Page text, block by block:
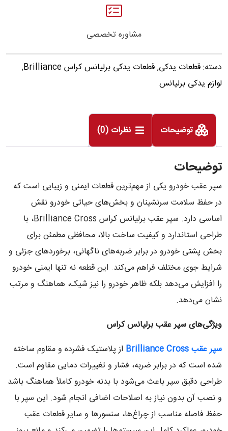
مشاوره تخصصی
دسته:قطعات یدکی,قطعات یدکی برلیانس کراس Brilliance
,
لوازم یدکی برلیانس
توضیحات نظرات (0)
توضیحات
سپر عقب خودرو یکی از مهم‌ترین قطعات ایمنی و زیبایی است که
در حفظ سلامت سرنشینان و بخش‌های حیاتی خودرو نقش
اساسی دارد. سپر عقب برلیانس کراس Brilliance Cross، با
طراحی استاندارد و کیفیت ساخت بالا، محافظی مطمئن برای
بخش پشتی خودرو در برابر ضربه‌های ناگهانی، برخوردهای جزئی و
شرایط جوی مختلف فراهم می‌کند. این قطعه نه تنها ایمنی خودرو
را افزایش می‌دهد بلکه ظاهر خودرو را نیز شیک، هماهنگ و مرتب
نشان می‌دهد.
ویژگی‌های سپر عقب برلیانس کراس
سپر عقب Brilliance Cross
از پلاستیک فشرده و مقاوم ساخته
شده است که در برابر ضربه، فشار و تغییرات دمایی مقاوم است.
طراحی دقیق سپر باعث می‌شود با بدنه خودرو کاملاً هماهنگ باشد
و نصب آن بدون نیاز به اصلاحات اضافی انجام شود. این سپر با
حفظ فاصله مناسب از چراغ‌ها، سنسورها و سایر قطعات عقب